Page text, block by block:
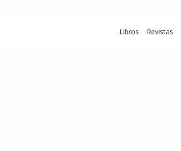
Libros Revistas